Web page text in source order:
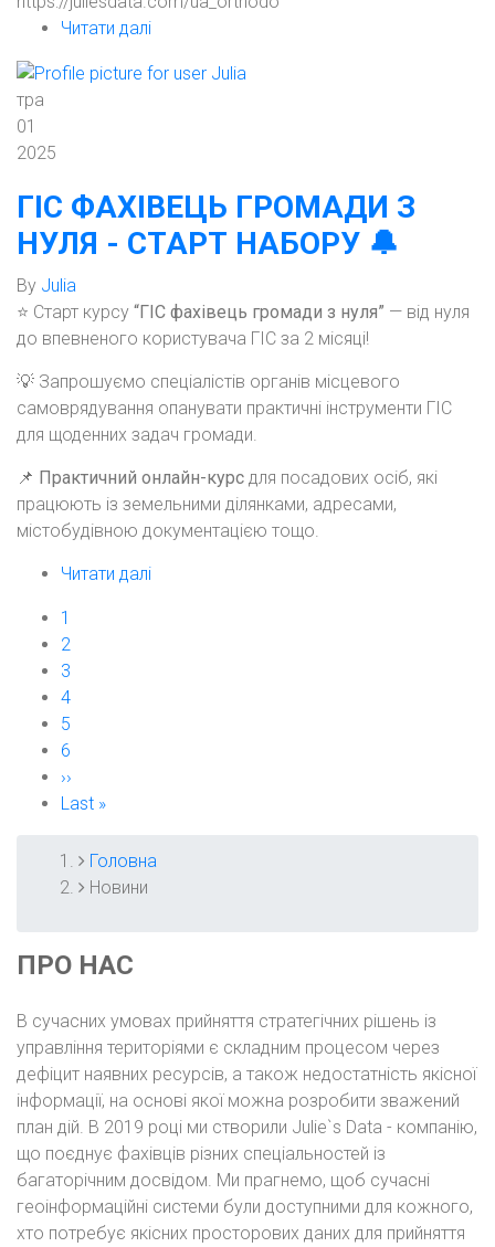
Читати далі
робити,
валідацію
в
тра
01
2025
ГІС ФАХІВЕЦЬ ГРОМАДИ З
НУЛЯ - СТАРТ НАБОРУ 🔔
By Julia
⭐ Старт курсу “ГІС фахівець громади з нуля” — від нуля
до впевненого користувача ГІС за 2 місяці!
💡 Запрошуємо спеціалістів органів місцевого
самоврядування опанувати практичні інструменти ГІС
для щоденних задач громади.
📌 Практичний онлайн-курс для посадових осіб, які
працюють із земельними ділянками, адресами,
містобудівною документацією тощо.
Читати далі
РОЗБИВКА
НА
СТОРІНКИ
Поточна
сторінка
1
Page
2
Page
3
Page
4
Page
5
Page
6
Наступна
сторінка
››
Остання
Last »
РЯДОК
Головна
Новини
ПРО НАС
В сучасних умовах прийняття стратегічних рішень із
управління територіями є складним процесом через
дефіцит наявних ресурсів, а також недостатність якісної
інформації, на основі якої можна розробити зважений
план дій. В 2019 році ми створили Julie`s Data - компанію,
що поєднує фахівців різних спеціальностей із
багаторічним досвідом. Ми прагнемо, щоб сучасні
геоінформаційні системи були доступними для кожного,
хто потребує якісних просторових даних для прийняття